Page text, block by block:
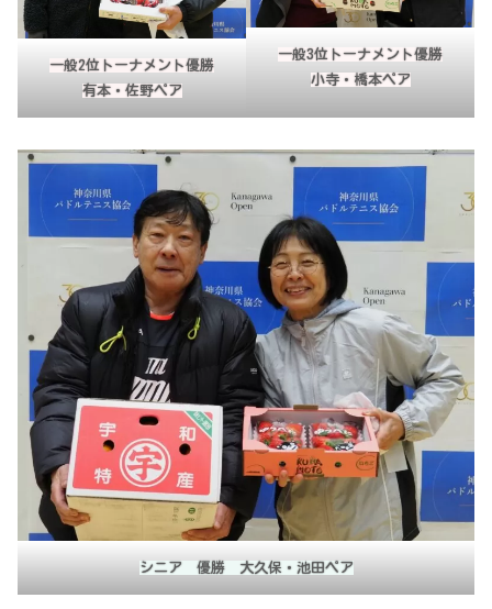
一般2位トーナメント優勝
有本・佐野ペア
一般3位トーナメント優勝
小寺・橋本ペア
シニア 優勝 大久保・池田ペア